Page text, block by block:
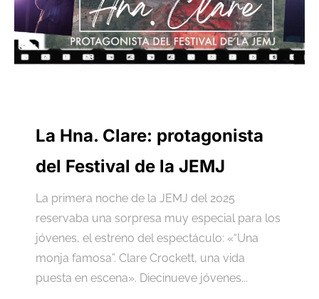
La Hna. Clare: protagonista
del Festival de la JEMJ
La primera noche de la JEMJ del 2025
reservaba una sorpresa muy especial para los
jóvenes, el estreno del espectáculo: «“Una
monja famosa”. Clare Crockett, una vida
puesta en escena». Diecinueve jóvenes...